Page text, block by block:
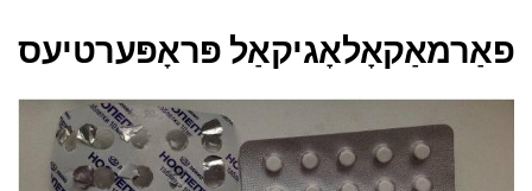
פאַרמאַקאָלאָגיקאַל פּראָפּערטיעס